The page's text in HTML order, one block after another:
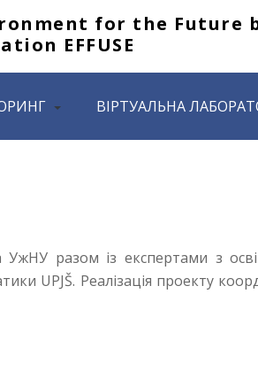
for the Future
EFFUSE
ВІРТУАЛЬНА
УжНУ разом із експертами з
UPJŠ. Реалізація проекту